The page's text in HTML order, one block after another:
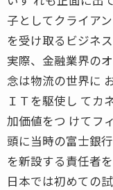
子としてクライア
を受け取るビジネス
実際、金融業界の
念は物流の世界に
ＩＴを駆使し てカ
加価値をつ けて
頭に当時の富士銀
を新設する責任者
日本では初めての